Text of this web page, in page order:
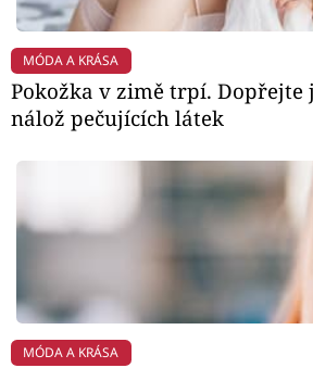
MÓDA A KRÁSA
Pokožka v zimě trpí. Dopřejte
nálož pečujících látek
MÓDA A KRÁSA